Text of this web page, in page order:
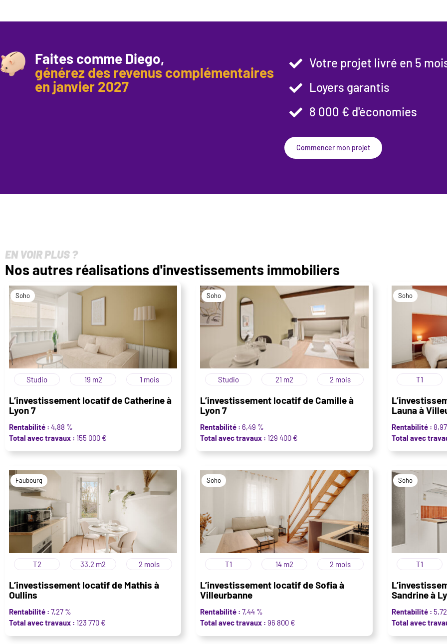
Faites comme Diego,
générez des revenus complémentaires
en janvier 2027
Votre projet livré en 5
Loyers garantis
8 000 € d'économies
Commencer mon projet
EN VOIR PLUS ?
Nos autres réalisations d'investissements immobiliers
Soho
Studio 19 m2 1 mois
L’investissement locatif de Catherine à
Lyon 7
Rentabilité : 4,88 %
Total avec travaux : 155 000 €
Soho
Studio 21 m2 2 mois
L’investissement locatif de Camille à
Lyon 7
Rentabilité : 6,49 %
Total avec travaux : 129 400 €
Soho
T1
Launa à
Rentabilité :
Total avec
Faubourg
T2 33.2 m2 2 mois
L’investissement locatif de Mathis à
Oullins
Rentabilité : 7,27 %
Total avec travaux : 123 770 €
Soho
T1 14 m2 2 mois
L’investissement locatif de Sofia à
Villeurbanne
Rentabilité : 7,44 %
Total avec travaux : 96 800 €
Soho
T1
Sandrine à
Rentabilité :
Total avec